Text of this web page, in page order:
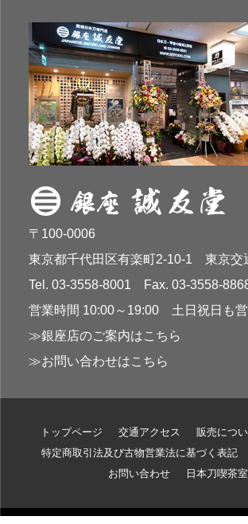
〒100-0006
東京都千代田区有楽町2-10-1 東京交
Tel. 03-3558-8001 Fax. 03-3558-
営業時間 10:00～19:00 土日祝日も
≫銀座店のご案内はこちら
≫お問い合わせはこちら
トップページ 交通アクセス 販売につ
特定商取引法及び古物営業法に基づく表記
お問い合わせ
日本刀喫茶室